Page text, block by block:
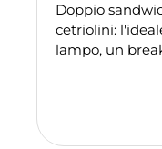
Doppio
cetriolini:
lampo, un